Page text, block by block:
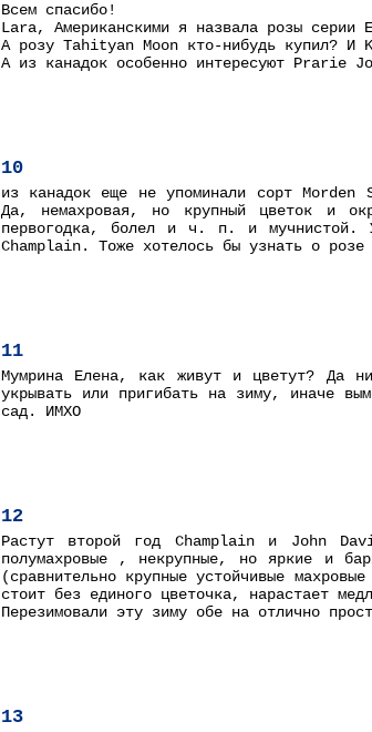
Всем спасибо!
Lara, Американскими я назвала розы серии
А розу Tahityan Moon кто-нибудь купил? И
А из канадок особенно интересуют Prarie
10
из канадок еще не упоминали сорт
Да, немахровая, но крупный цветок и
первогодка, болел и ч. п. и мучнистой.
Champlain. Тоже хотелось бы узнать о
11
Мумрина Елена, как живут и цветут? Да
укрывать или пригибать на зиму, иначе
сад. ИМХО
12
Растут второй год Champlain и John
полумахровые , некрупные, но яркие и
(сравнительно крупные устойчивые
стоит без единого цветочка, нарастает
Перезимовали эту зиму обе на отлично
13